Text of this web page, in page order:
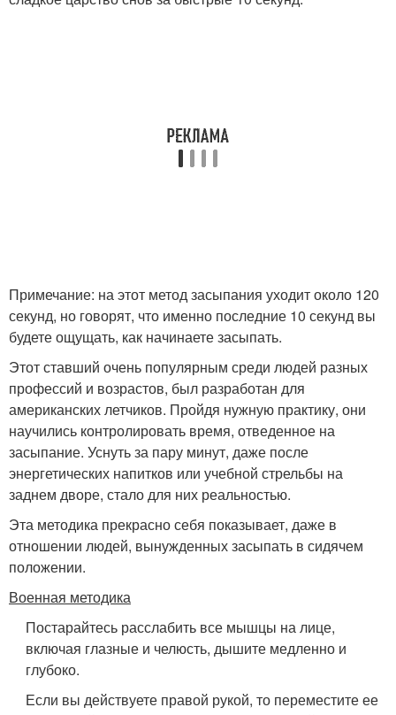
Примечание: на этот метод засыпания уходит около 120
секунд, но говорят, что именно последние 10 секунд вы
будете ощущать, как начинаете засыпать.
Этот ставший очень популярным среди людей разных
профессий и возрастов, был разработан для
американских летчиков. Пройдя нужную практику, они
научились контролировать время, отведенное на
засыпание. Уснуть за пару минут, даже после
энергетических напитков или учебной стрельбы на
заднем дворе, стало для них реальностью.
Эта методика прекрасно себя показывает, даже в
отношении людей, вынужденных засыпать в сидячем
положении.
Военная методика
Постарайтесь расслабить все мышцы на лице,
включая глазные и челюсть, дышите медленно и
глубоко.
Если вы действуете правой рукой, то переместите ее